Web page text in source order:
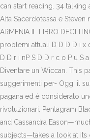
can start reading. 34 talking
Alta Sacerdotessa e Steven
ARMENIA IL LIBRO DEGLI
problemi attuali D D D D i x
D D r i nP S D D r c o P u S
Diventare un Wiccan. This
suggerimenti per- Oggi il
pagana ed è considerato
rivoluzionari. Pentagram
and Cassandra
subjects—takes a look at its